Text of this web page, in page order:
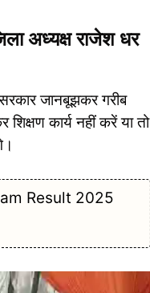
अध्यक्ष राजेश धर
जानबूझकर गरीब
कार्य नहीं करें या तो
Result 2025